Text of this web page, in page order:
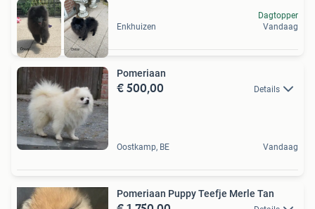
Enkhuizen
Dagtopper
Vandaag
Pomeriaan
€ 500,00 Details
Oostkamp, BE Vandaag
Pomeriaan Puppy Teefje Merle Tan